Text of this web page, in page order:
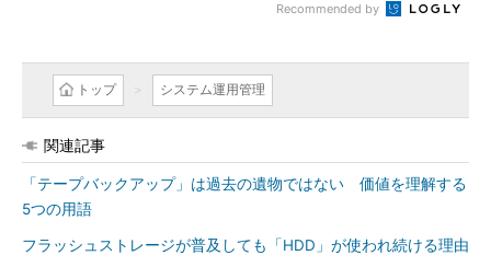
Recommended by
トップ システム運用管理
関連記事
「テープバックアップ」は過去の遺物ではない 価値を理解する
5つの用語
フラッシュストレージが普及しても「HDD」が使われ続ける理由